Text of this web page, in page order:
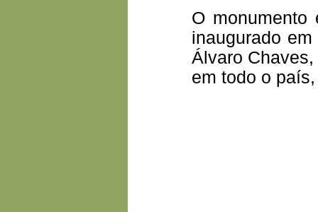
O
inaugurado
Álvaro
em todo o